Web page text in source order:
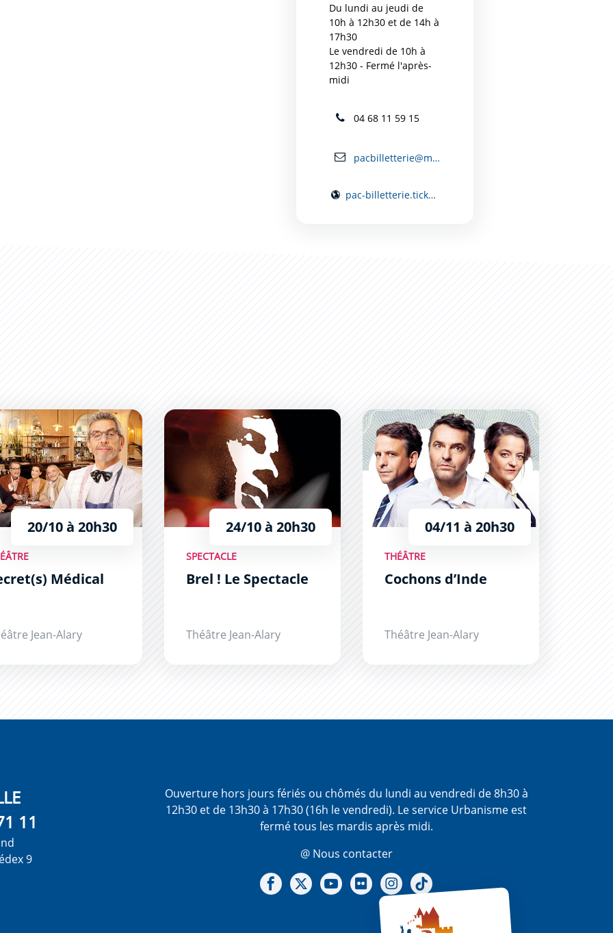
Du lundi au jeudi de
10h à 12h30 et de 14h à
17h30
Le vendredi de 10h à
12h30 - Fermé l'après-
midi
04 68 11 59 15
pacbilletterie@mairie-carcassonne.fr
pac-billetterie.tickandlive.com
Médical
20/10 à 20h30
Médical
Jean-Alary
Brel ! Le Spectacle
24/10 à 20h30
SPECTACLE
Brel ! Le Spectacle
Théâtre Jean-Alary
Cochons d’Inde
04/11 à 20h30
THÉÂTRE
Cochons d’Inde
Théâtre Jean-Alary
11
9
Ouverture hors jours fériés ou chômés du lundi au vendredi de 8h30 à
12h30 et de 13h30 à 17h30 (16h le vendredi). Le service Urbanisme est
fermé tous les mardis après midi.
@ Nous contacter
Notre Facebook
Notre X - (twitter)
Notre chaine Youtube
Notre Gallerie sur Flickr
Notre Instagram